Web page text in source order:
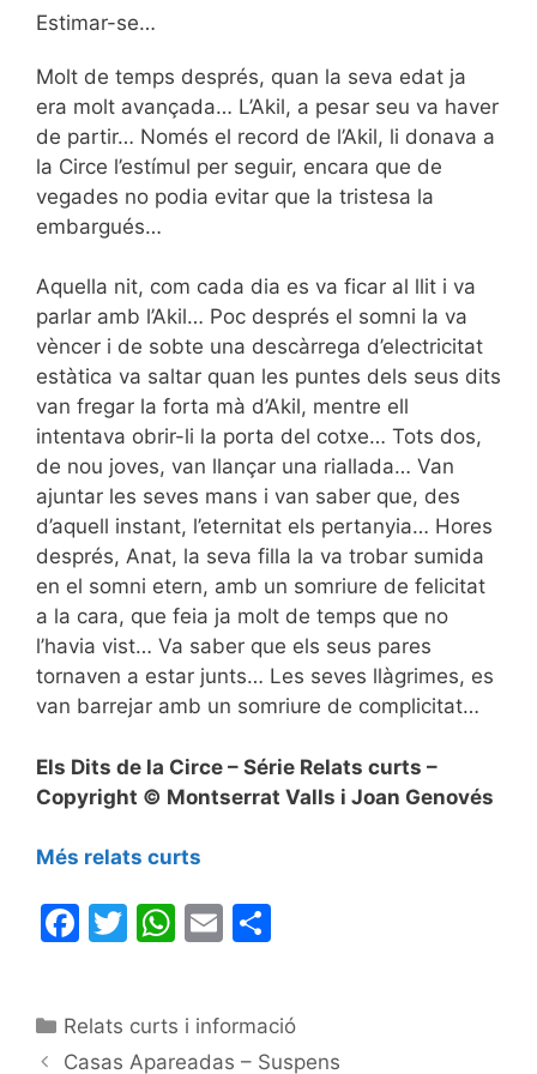
Estimar-se…
Molt de temps després, quan la seva edat ja
era molt avançada… L’Akil, a pesar seu va haver
de partir… Només el record de l’Akil, li donava a
la Circe l’estímul per seguir, encara que de
vegades no podia evitar que la tristesa la
embargués…
Aquella nit, com cada dia es va ficar al llit i va
parlar amb l’Akil… Poc després el somni la va
vèncer i de sobte una descàrrega d’electricitat
estàtica va saltar quan les puntes dels seus dits
van fregar la forta mà d’Akil, mentre ell
intentava obrir-li la porta del cotxe… Tots dos,
de nou joves, van llançar una riallada… Van
ajuntar les seves mans i van saber que, des
d’aquell instant, l’eternitat els pertanyia… Hores
després, Anat, la seva filla la va trobar sumida
en el somni etern, amb un somriure de felicitat
a la cara, que feia ja molt de temps que no
l’havia vist… Va saber que els seus pares
tornaven a estar junts… Les seves llàgrimes, es
van barrejar amb un somriure de complicitat…
Els Dits de la Circe – Série Relats curts –
Copyright © Montserrat Valls i Joan Genovés
Més relats curts
F
e
T
er
W
s
E
l
p
Categories
Relats curts i informació
Casas Apareadas – Suspens